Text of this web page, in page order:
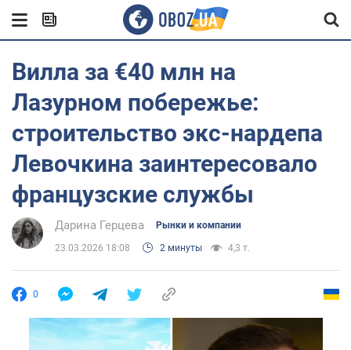
Вилла за €40 млн на
Лазурном побережье:
строительство экс-нардепа
Левочкина заинтересовало
французские службы
Дарина Герцева Рынки и компании
23.03.2026 18:08 2 минуты 4,3 т.
0